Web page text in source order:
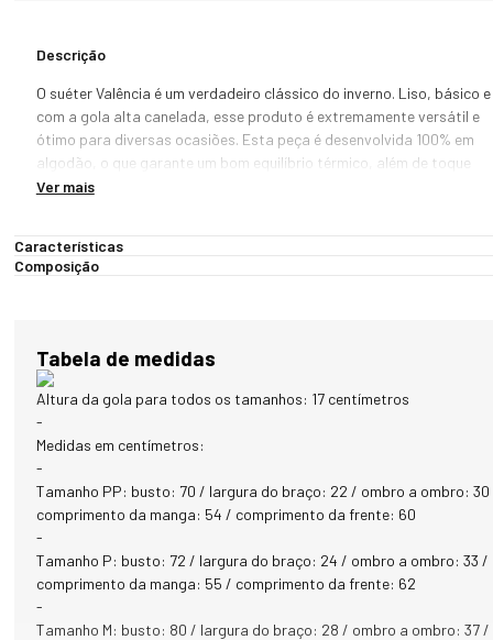
Descrição
O suéter Valência é um verdadeiro clássico do inverno. Liso, básico e
com a gola alta canelada, esse produto é extremamente versátil e
ótimo para diversas ocasiões. Esta peça é desenvolvida 100% em
algodão, o que garante um bom equilíbrio térmico, além de toque
aveludado e muita maciez ao produto.
item conta ainda com gola, punho e barra com acabamento
canelado. Para complementar, aplicação da marca em detalhe
- Modelo Valência
- Linha Suéter Premium Line
- Cor Bege
COMPOSIÇÃO:
- 100% algodão
Ver mais
Características
Composição
Tabela de medidas
Altura da gola para todos os tamanhos: 17 centímetros
-
Medidas em centímetros:
-
Tamanho PP: busto: 70 / largura do braço: 22 / ombro a ombro:
comprimento da manga: 54 / comprimento da frente: 60
-
Tamanho P: busto: 72 / largura do braço: 24 / ombro a ombro: 33 /
comprimento da manga: 55 / comprimento da frente: 62
-
Tamanho M: busto: 80 / largura do braço: 28 / ombro a ombro: 37 /